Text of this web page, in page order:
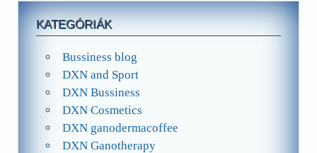
KATEGÓRIÁK
Bussiness blog
DXN and Sport
DXN Bussiness
DXN Cosmetics
DXN ganodermacoffee
DXN Ganotherapy